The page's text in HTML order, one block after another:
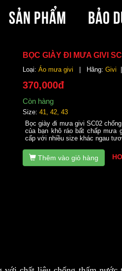
SẢN PHẨM BẢO
BỌC GIÀY ĐI MƯA GIVI
Loại: Áo mưa givi | Hãng: Givi
370,000đ
Còn hàng
Size: 41, 42, 43
Bọc giày đi mưa givi SC02
của bạn khô ráo bất chấp mưa
cấp với nhiều size khác ngau
Thêm vào giỏ hàng